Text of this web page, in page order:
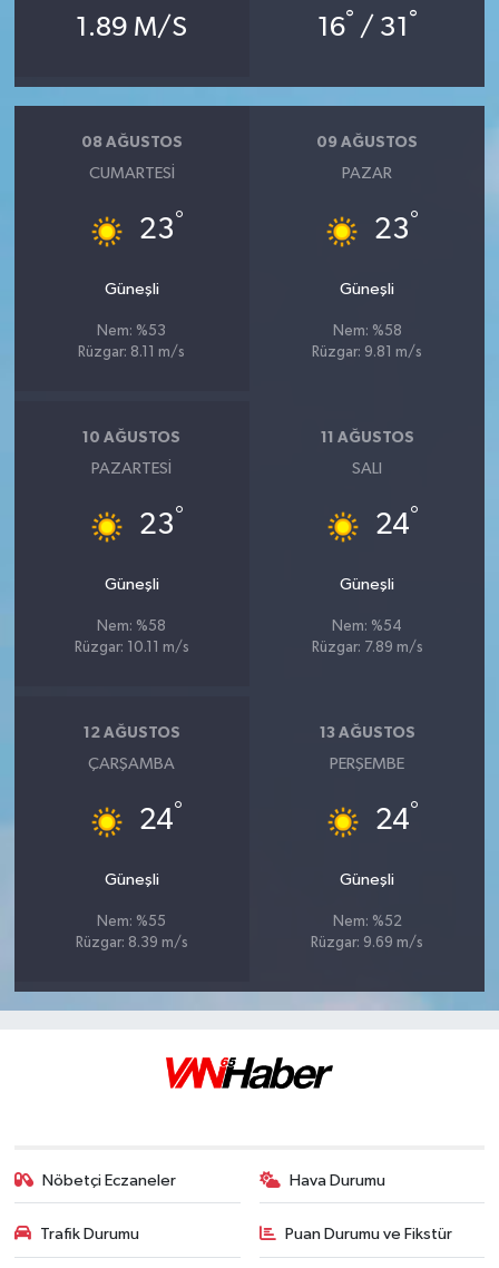
1.89 M/S 16° / 31 °
08 AĞUSTOS
CUMARTESI
23°
Güneşli
Nem: %53
Rüzgar: 8.11 m/s
09 AĞUSTOS
PAZAR
23°
Güneşli
Nem: %58
Rüzgar: 9.81 m/s
10 AĞUSTOS
PAZARTESI
23°
Güneşli
Nem: %58
Rüzgar: 10.11 m/s
11 AĞUSTOS
SALI
24°
Güneşli
Nem: %54
Rüzgar: 7.89 m/s
12 AĞUSTOS
ÇARŞAMBA
24°
Güneşli
Nem: %55
Rüzgar: 8.39 m/s
13 AĞUSTOS
PERŞEMBE
24°
Güneşli
Nem: %52
Rüzgar: 9.69 m/s
Nöbetçi Eczaneler Hava Durumu
Trafik Durumu Puan Durumu ve Fikstür